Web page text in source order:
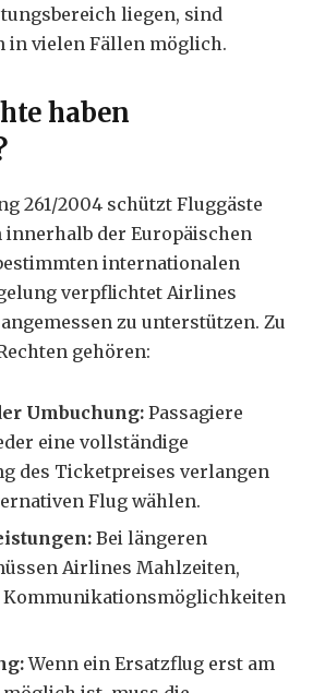
liegen, sind
in vielen Fällen möglich.
haben
261/2004 schützt Fluggäste
innerhalb der Europäischen
internationalen
verpflichtet Airlines
zu unterstützen. Zu
gehören:
Umbuchung: Passagiere
eine vollständige
des Ticketpreises verlangen
Flug wählen.
Bei längeren
Airlines Mahlzeiten,
Kommunikationsmöglichkeiten
Wenn ein Ersatzflug erst am